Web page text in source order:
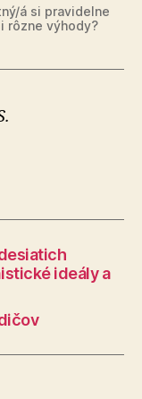
á si pravidelne
rôzne výhody?
ideály a